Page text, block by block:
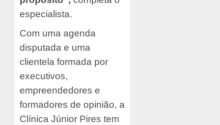
especialista.
Com uma agenda
disputada e uma
clientela formada por
executivos,
empreendedores e
formadores de opinião, a
Clínica Júnior Pires tem